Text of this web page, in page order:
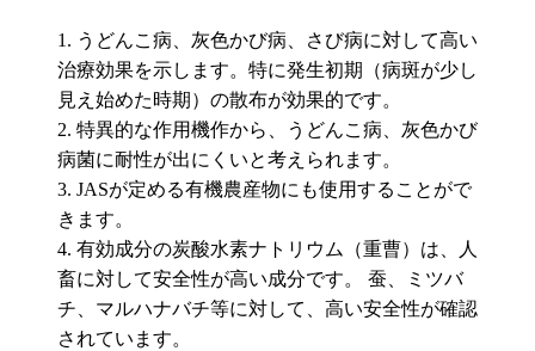
うどんこ病、灰色かび病、さび病に対して高い
治療効果を示します。特に発生初期（病斑が少し
見え始めた時期）の散布が効果的です。
特異的な作用機作から、うどんこ病、灰色かび
病菌に耐性が出にくいと考えられます。
JASが定める有機農産物にも使用することがで
きます。
有効成分の炭酸水素ナトリウム（重曹）は、人
畜に対して安全性が高い成分です。 蚕、ミツバ
チ、マルハナバチ等に対して、高い安全性が確認
されています。